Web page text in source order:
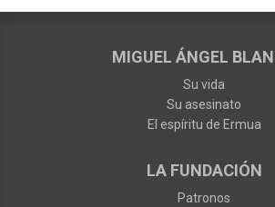
MIGUEL ÁNGEL
Su vida
Su asesinato
El espíritu de Ermua
LA FUNDACIÓN
Patronos